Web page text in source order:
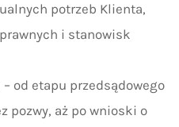
potrzeb Klienta,
i stanowisk
od etapu przedsądowego
pozwy, aż po wnioski o